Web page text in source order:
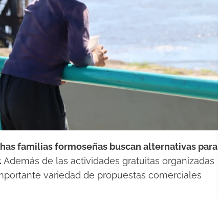
familias formoseñas buscan alternativas para
Además de las actividades gratuitas organizadas
variedad de propuestas comerciales